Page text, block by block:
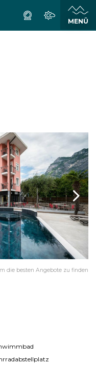
die besten Angebote zu finden